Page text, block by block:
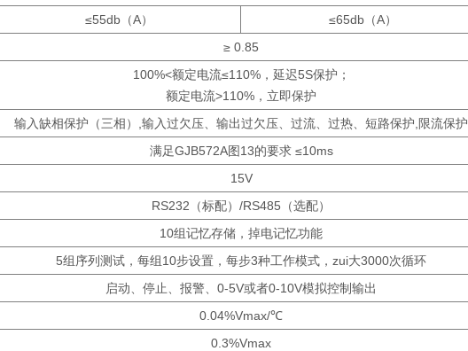
≤55db（A）
≤65db（A）
≥ 0.85
100%<额定电流≤110%，延迟5S保护；
额定电流>110%，立即保护
输入缺相保护（三相）,输入过欠压、输出过欠压、过流、过热、短路保护,限流保护
满足GJB572A图13的要求 ≤10ms
15V
RS232（标配）/RS485（选配）
10组记忆存储，掉电记忆功能
5组序列测试，每组10步设置，每步3种工作模式，zui大3000次循环
启动、停止、报警、0-5V或者0-10V模拟控制输出
0.04%Vmax/℃
0.3%Vmax